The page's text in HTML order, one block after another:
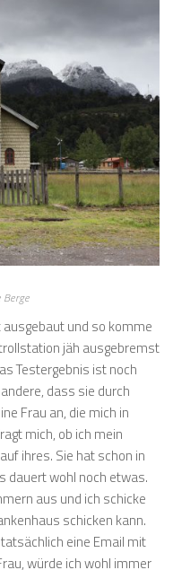
Berge
und so komme
jäh ausgebremst
Testergebnis ist noch
dass sie durch
Frau an, die mich in
mich, ob ich mein
ihres. Sie hat schon in
dauert wohl noch etwas.
aus und ich schicke
schicken kann.
eine Email mit
würde ich wohl immer